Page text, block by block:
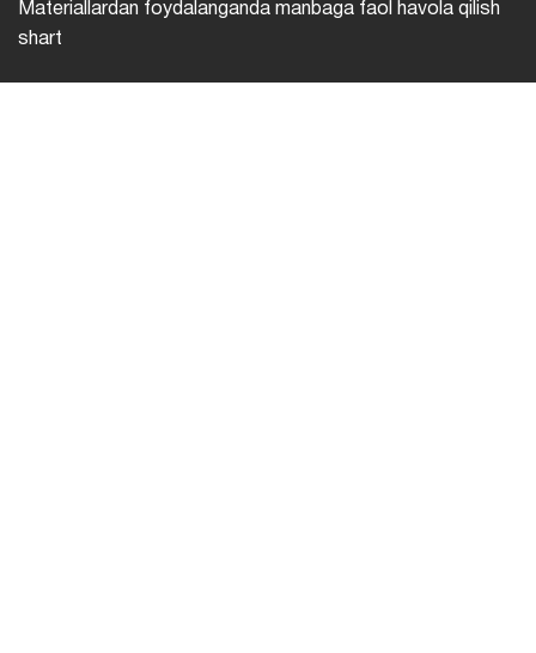
Materiallardan foydalanganda manbaga faol havola qilish
shart